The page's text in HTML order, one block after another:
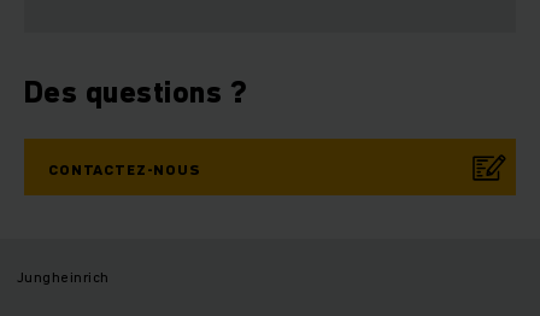
Des questions ?
CONTACTEZ-NOUS
Jungheinrich